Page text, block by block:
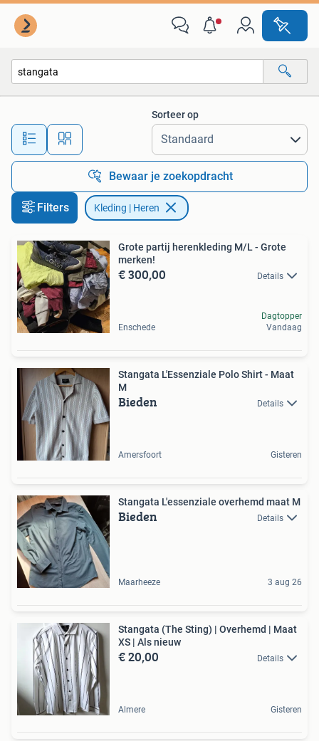
Alle afstanden…
Sorteer op
Bewaar je zoekopdracht
Filters Kleding | Heren
Grote partij herenkleding M/L - Grote
merken!
€ 300,00 Details
Enschede
Dagtopper
Vandaag
Stangata L'Essenziale Polo Shirt - Maat
M
Bieden Details
Amersfoort Gisteren
Stangata L'essenziale overhemd maat M
Bieden Details
Maarheeze 3 aug 26
Stangata (The Sting) | Overhemd | Maat
XS | Als nieuw
€ 20,00 Details
Almere Gisteren